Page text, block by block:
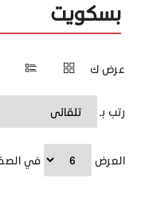
بسكويت
عرض ك
رتب بـ
العرض في